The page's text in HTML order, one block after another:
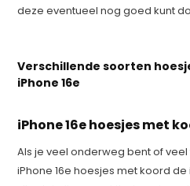
deze eventueel nog goed kunt
Verschillende soorten
iPhone 16e
iPhone 16e hoesjes met
Als je veel onderweg bent of
iPhone 16e hoesjes met koord